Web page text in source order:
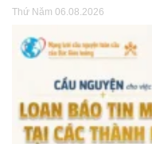
Thứ Năm 06.08.2026